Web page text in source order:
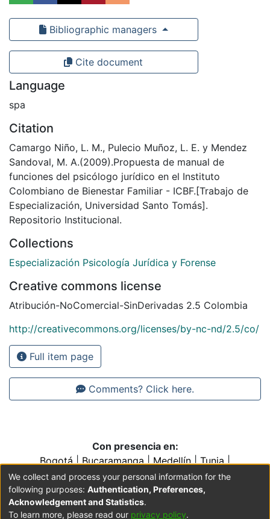
Bibliographic managers
Cite document
Language
spa
Citation
Camargo Niño, L. M., Pulecio Muñoz, L. E. y Mendez
Sandoval, M. A.(2009).Propuesta de manual de
funciones del psicólogo jurídico en el Instituto
Colombiano de Bienestar Familiar - ICBF.[Trabajo de
Especialización, Universidad Santo Tomás].
Repositorio Institucional.
Collections
Especialización Psicología Jurídica y Forense
Creative commons license
Atribución-NoComercial-SinDerivadas 2.5 Colombia
http://creativecommons.org/licenses/by-nc-nd/2.5/co/
Full item page
Comments? Click here.
Con presencia en:
Bogotá|Bucaramanga|Medellín|Tunja|
Villavicencio|Conventos y Colegios de la Orden de
Predicadores
We collect and process your personal information for the
following purposes: Authentication, Preferences,
Acknowledgement and Statistics.
To learn more, please read our privacy policy.